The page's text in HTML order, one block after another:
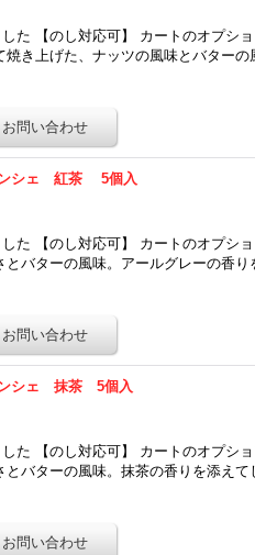
た 【のし対応可】 カートのオプシ
き上げた、ナッツの風味とバターの
ンシェ 紅茶 5個入
た 【のし対応可】 カートのオプシ
バターの風味。アールグレーの香り
ンシェ 抹茶 5個入
た 【のし対応可】 カートのオプシ
バターの風味。抹茶の香りを添えて